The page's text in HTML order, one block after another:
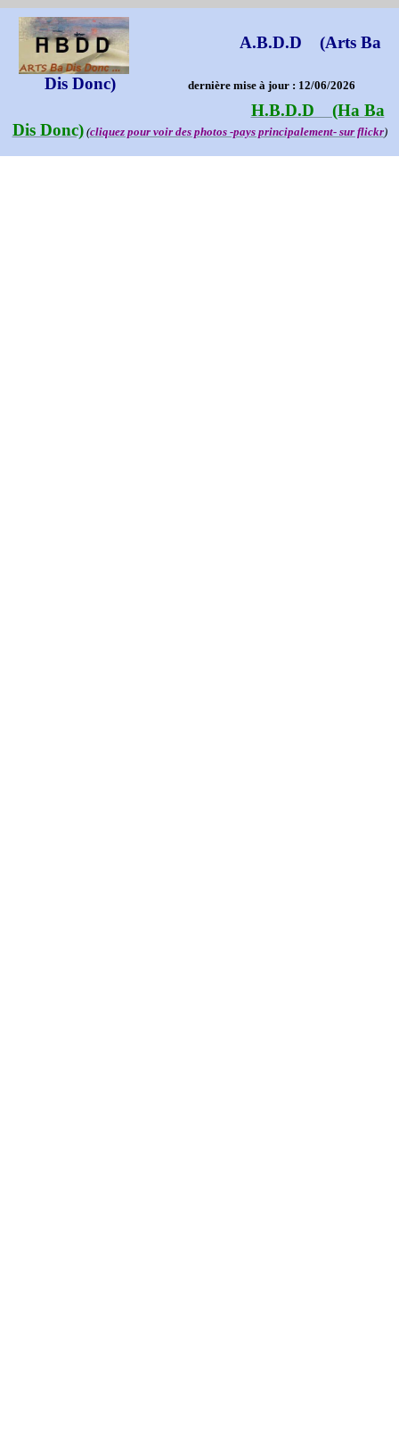
A.B.D.D (Arts Ba
Dis Donc) dernière mise à jour : 12/06/2026
H.B.D.D (Ha Ba
Dis Donc)(cliquez pour voir des photos -pays principalement- sur flickr)